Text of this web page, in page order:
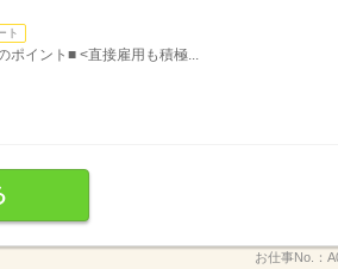
ト
ポイント■ <直接雇用も積極...
お仕事No.：